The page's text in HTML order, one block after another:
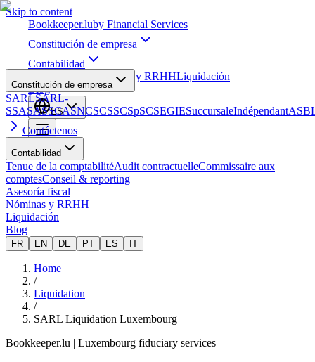
Skip to content
Bookkeeper.luby Financial Services
Constitución de empresa
Contabilidad
Nóminas y RRHHLiquidación
Blog
ES
Constitución de empresa
SARLSARL-
SSASASSCASNCSCSSCSpSCSEGIESuccursaleIndépendant
Contáctenos
Contabilidad
Tenue de la comptabilitéAudit contractuelleCommissaire aux
comptesConseil & reporting
Asesoría fiscal
Nóminas y RRHH
Liquidación
Blog
FR EN DE PT ES IT
Home
/
Liquidation
/
SARL Liquidation Luxembourg
Bookkeeper.lu | Luxembourg fiduciary services